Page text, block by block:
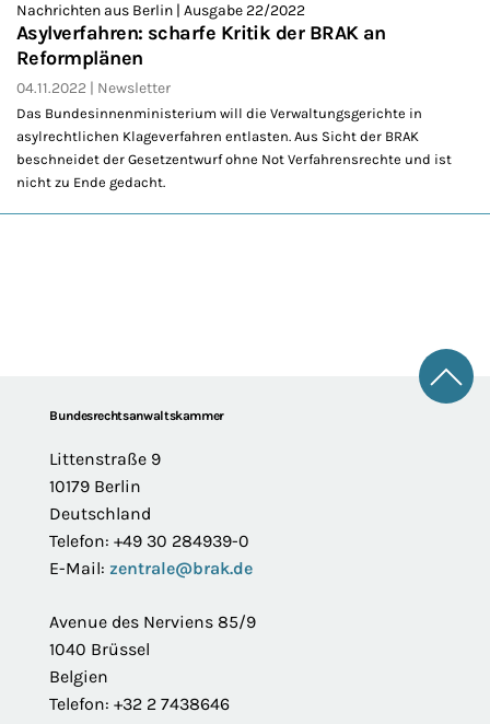
Nachrichten aus Berlin | Ausgabe 22/2022
Asylverfahren: scharfe Kritik der BRAK an
Reformplänen
04.11.2022 Newsletter
Das Bundesinnenministerium will die Verwaltungsgerichte in
asylrechtlichen Klageverfahren entlasten. Aus Sicht der BRAK
beschneidet der Gesetzentwurf ohne Not Verfahrensrechte und ist
nicht zu Ende gedacht.
FooterBundesrechtsanwaltskammer
Littenstraße 9
10179 Berlin
Deutschland
Telefon: +49 30 284939-0
E-Mail: zentrale@brak.de
Avenue des Nerviens 85/9
1040 Brüssel
Belgien
Telefon: +32 2 7438646